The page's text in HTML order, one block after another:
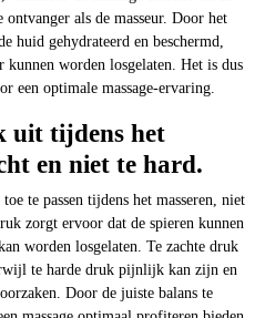
als de masseur. Door het
huid gehydrateerd en beschermd,
kunnen worden losgelaten. Het is dus
een optimale massage-ervaring.
uit tijdens het
en niet te hard.
te passen tijdens het masseren, niet
zorgt ervoor dat de spieren kunnen
worden losgelaten. Te zachte druk
te harde druk pijnlijk kan zijn en
Door de juiste balans te